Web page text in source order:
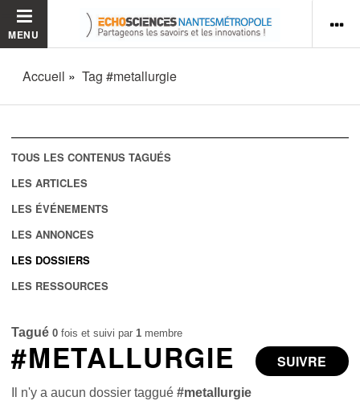
MENU
Accueil Tag #metallurgie
TOUS LES CONTENUS TAGUÉS
LES ARTICLES
LES ÉVÉNEMENTS
LES ANNONCES
LES DOSSIERS
LES RESSOURCES
Tagué 0 fois et suivi par 1 membre
SUIVRE
#METALLURGIE
Il n'y a aucun dossier taggué#metallurgie